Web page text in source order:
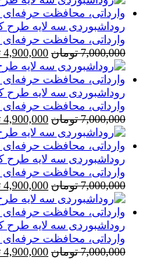
وارداتی، محافظت حرفه‌ای
7,000,000 تومان قیمت
اصلی
بود.
4,900,000
روداشبوردی سه‌ لایه
وارداتی، محافظت حرفه‌ای
7,000,000 تومان قیمت
اصلی
بود.
4,900,000
وارداتی، محافظت حرفه‌ای
7,000,000 تومان قیمت
اصلی
بود.
4,900,000
وارداتی، محافظت حرفه‌ای
7,000,000 تومان قیمت
4,900,000